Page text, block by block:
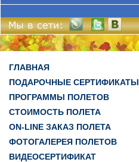
ГЛАВНАЯ
ПОДАРОЧНЫЕ СЕРТИФИКАТЫ
ПРОГРАММЫ ПОЛЕТОВ
СТОИМОСТЬ ПОЛЕТА
ON-LINE ЗАКАЗ ПОЛЕТА
ФОТОГАЛЕРЕЯ ПОЛЕТОВ
ВИДЕОСЕРТИФИКАТ